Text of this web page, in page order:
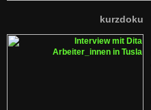
kurzdoku